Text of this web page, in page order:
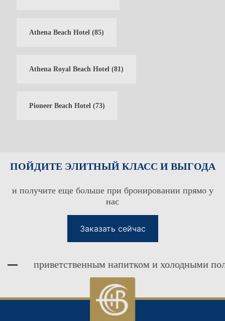
КЛУБ ЛОЯЛЬНОСТИ ДЛЯ
ГОСТЕЙ
Athena Beach Hotel (85)
Athena Royal Beach Hotel (81)
Pioneer Beach Hotel (73)
ПОЙДИТЕ ЭЛИТНЫЙ КЛАСС И ВЫГОДА
и получите еще больше при бронировании прямо у
нас
Заказать сейчас
приветственным напитком и холодными